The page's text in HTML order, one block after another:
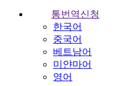
통번역신청
한국어
중국어
베트남어
미얀마어
영어